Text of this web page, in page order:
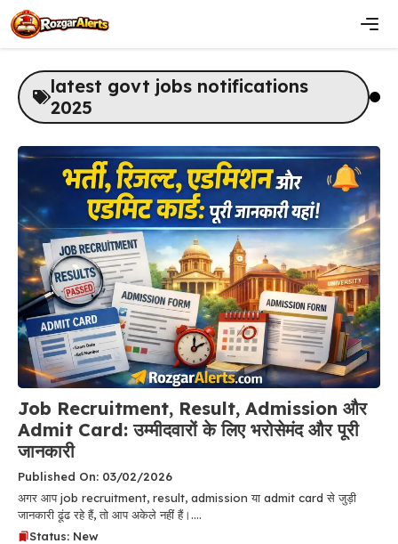
Skip
to
content
latest govt jobs notifications
2025
Job Recruitment, Result, Admission और
Admit Card: उम्मीदवारों के लिए भरोसेमंद और पूरी
जानकारी
Published On: 03/02/2026
अगर आप job recruitment, result, admission या admit card से जुड़ी
जानकारी ढूंढ रहे हैं, तो आप अकेले नहीं हैं।....
Status: New